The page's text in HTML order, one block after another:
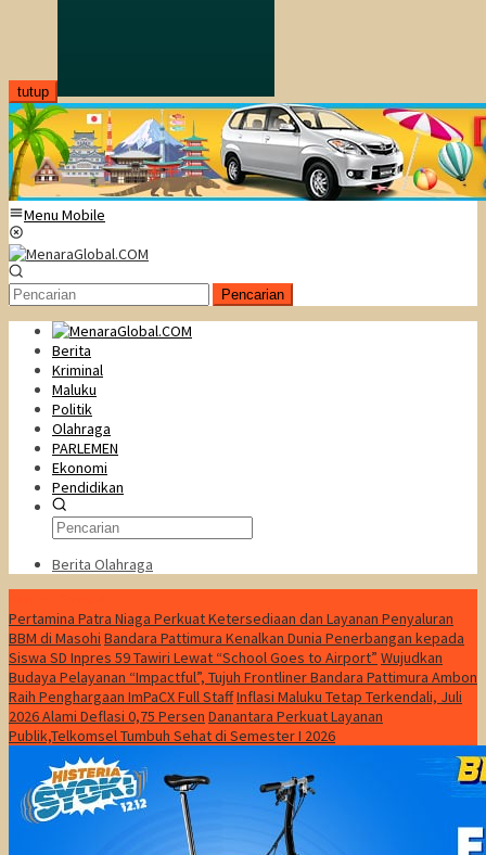
tutup
Menu Mobile
Pencarian
Berita
Kriminal
Maluku
Politik
Olahraga
PARLEMEN
Ekonomi
Pendidikan
Berita Olahraga
Pertamina Patra Niaga Perkuat Ketersediaan dan Layanan Penyaluran
BBM di Masohi Bandara Pattimura Kenalkan Dunia Penerbangan kepada
Siswa SD Inpres 59 Tawiri Lewat “School Goes to Airport” Wujudkan
Budaya Pelayanan “Impactful”, Tujuh Frontliner Bandara Pattimura Ambon
Raih Penghargaan ImPaCX Full StaffInflasi Maluku Tetap Terkendali, Juli
2026 Alami Deflasi 0,75 Persen Danantara Perkuat Layanan
Publik,Telkomsel Tumbuh Sehat di Semester I 2026